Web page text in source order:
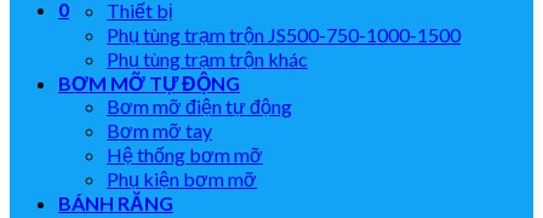
0
Thiết bị
Phụ tùng trạm trộn JS500-750-1000-1500
Phụ tùng trạm trộn khác
BƠM MỠ TỰ ĐỘNG
Bơm mỡ điện tự động
Bơm mỡ tay
Hệ thống bơm mỡ
Phụ kiện bơm mỡ
BÁNH RĂNG